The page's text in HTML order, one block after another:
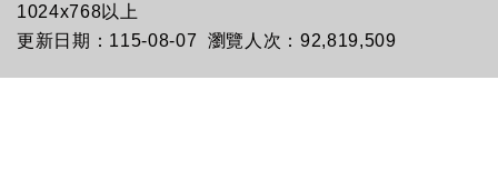
1024x768以上
更新日期：115-08-07 瀏覽人次：92,819,509